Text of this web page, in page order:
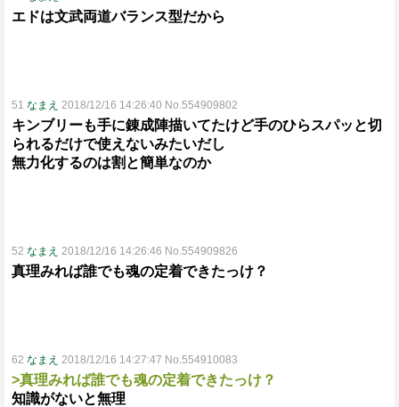
エドは文武両道バランス型だから
51 なまえ 2018/12/16 14:26:40 No.554909802
キンブリーも手に錬成陣描いてたけど手のひらスパッと切
られるだけで使えないみたいだし
無力化するのは割と簡単なのか
52 なまえ 2018/12/16 14:26:46 No.554909826
真理みれば誰でも魂の定着できたっけ？
62 なまえ 2018/12/16 14:27:47 No.554910083
>真理みれば誰でも魂の定着できたっけ？
知識がないと無理